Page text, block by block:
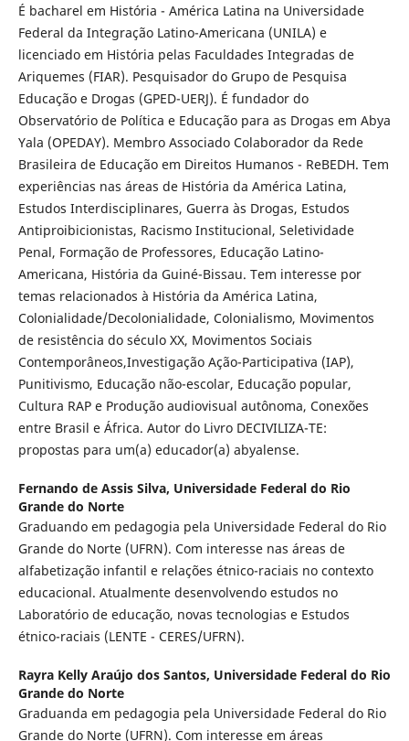
É bacharel em História - América Latina na Universidade
Federal da Integração Latino-Americana (UNILA) e
licenciado em História pelas Faculdades Integradas de
Ariquemes (FIAR). Pesquisador do Grupo de Pesquisa
Educação e Drogas (GPED-UERJ). É fundador do
Observatório de Política e Educação para as Drogas em Abya
Yala (OPEDAY). Membro Associado Colaborador da Rede
Brasileira de Educação em Direitos Humanos - ReBEDH. Tem
experiências nas áreas de História da América Latina,
Estudos Interdisciplinares, Guerra às Drogas, Estudos
Antiproibicionistas, Racismo Institucional, Seletividade
Penal, Formação de Professores, Educação Latino-
Americana, História da Guiné-Bissau. Tem interesse por
temas relacionados à História da América Latina,
Colonialidade/Decolonialidade, Colonialismo, Movimentos
de resistência do século XX, Movimentos Sociais
Contemporâneos,Investigação Ação-Participativa (IAP),
Punitivismo, Educação não-escolar, Educação popular,
Cultura RAP e Produção audiovisual autônoma, Conexões
entre Brasil e África. Autor do Livro DECIVILIZA-TE:
propostas para um(a) educador(a) abyalense.
Fernando de Assis Silva, Universidade Federal do Rio
Grande do Norte
Graduando em pedagogia pela Universidade Federal do Rio
Grande do Norte (UFRN). Com interesse nas áreas de
alfabetização infantil e relações étnico-raciais no contexto
educacional. Atualmente desenvolvendo estudos no
Laboratório de educação, novas tecnologias e Estudos
étnico-raciais (LENTE - CERES/UFRN).
Rayra Kelly Araújo dos Santos, Universidade Federal do Rio
Grande do Norte
Graduanda em pedagogia pela Universidade Federal do Rio
Grande do Norte (UFRN). Com interesse em áreas